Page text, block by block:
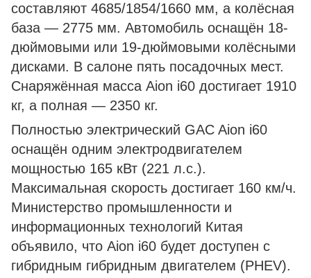
составляют 4685/1854/1660 мм, а колёсная
база — 2775 мм. Автомобиль оснащён 18-
дюймовыми или 19-дюймовыми колёсными
дисками. В салоне пять посадочных мест.
Снаряжённая масса Aion i60 достигает 1910
кг, а полная — 2350 кг.
Полностью электрический GAC Aion i60
оснащён одним электродвигателем
мощностью 165 кВт (221 л.с.).
Максимальная скорость достигает 160 км/ч.
Министерство промышленности и
информационных технологий Китая
объявило, что Aion i60 будет доступен с
гибридным гибридным двигателем (PHEV).